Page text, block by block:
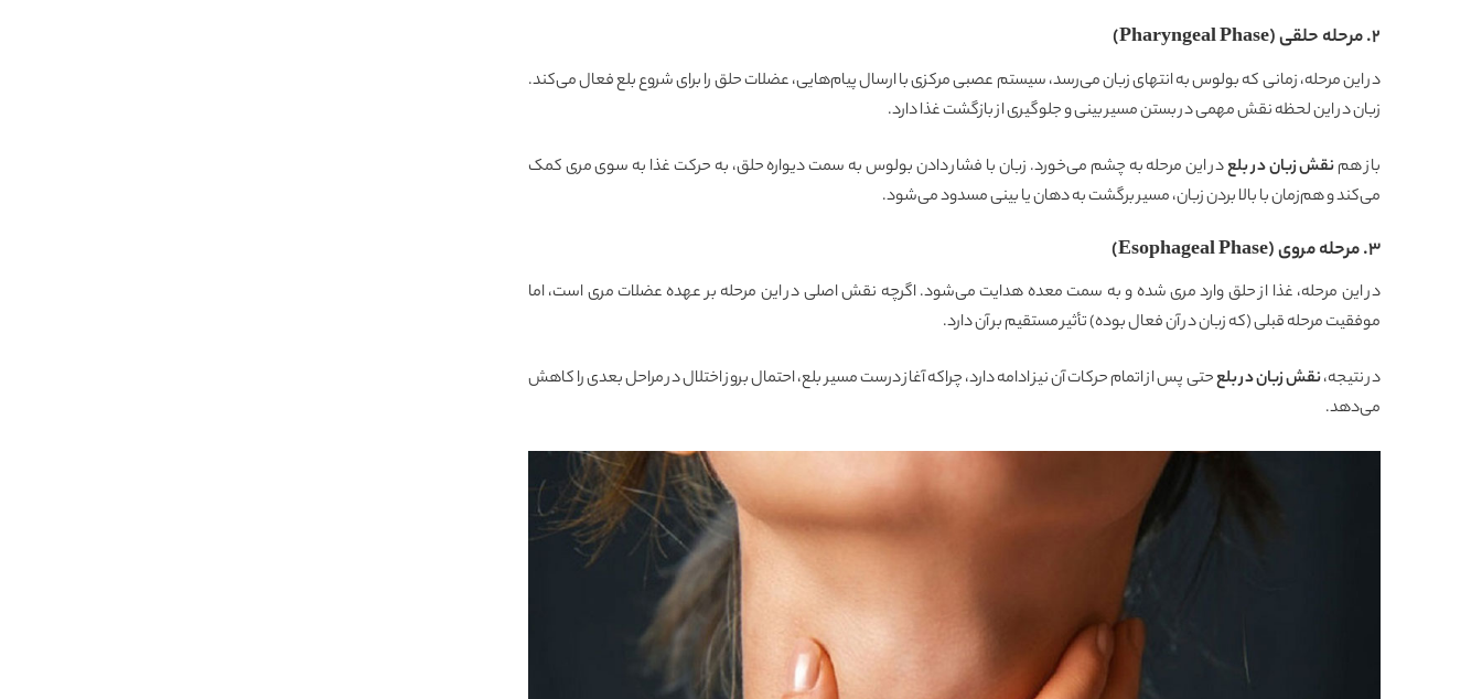
2. مرحله حلقی (Pharyngeal Phase)
در این مرحله، زمانی که بولوس به انتهای زبان می‌رسد، سیستم عصبی مرکزی با ارسال پیام‌هایی، عضلات حلق را برای شروع بلع فعال می‌کند.
زبان در این لحظه نقش مهمی در بستن مسیر بینی و جلوگیری از بازگشت غذا دارد.
باز همنقش زبان در بلعدر این مرحله به چشم می‌خورد. زبان با فشار دادن بولوس به سمت دیواره حلق، به حرکت غذا به سوی مری کمک
می‌کند و هم‌زمان با بالا بردن زبان، مسیر برگشت به دهان یا بینی مسدود می‌شود.
3. مرحله مروی (Esophageal Phase)
در این مرحله، غذا از حلق وارد مری شده و به سمت معده هدایت می‌شود. اگرچه نقش اصلی در این مرحله بر عهده عضلات مری است، اما
موفقیت مرحله قبلی (که زبان در آن فعال بوده) تأثیر مستقیم بر آن دارد.
در نتیجه،نقش زبان در بلعحتی پس از اتمام حرکات آن نیز ادامه دارد، چراکه آغاز درست مسیر بلع، احتمال بروز اختلال در مراحل بعدی را کاهش
می‌دهد.